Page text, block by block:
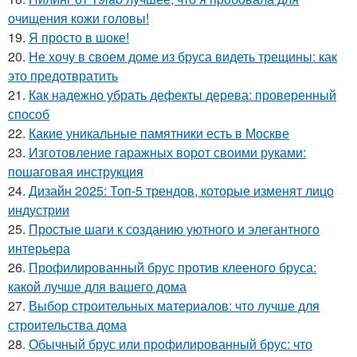
очищения кожи головы!
19. Я просто в шоке!
20. Не хочу в своем доме из бруса видеть трещины: как
это предотвратить
21. Как надежно убрать дефекты дерева: проверенный
способ
22. Какие уникальные памятники есть в Москве
23. Изготовление гаражных ворот своими руками:
пошаговая инструкция
24. Дизайн 2025: Топ-5 трендов, которые изменят лицо
индустрии
25. Простые шаги к созданию уютного и элегантного
интерьера
26. Профилированный брус против клееного бруса:
какой лучше для вашего дома
27. Выбор строительных материалов: что лучше для
строительства дома
28. Обычный брус или профилированный брус: что